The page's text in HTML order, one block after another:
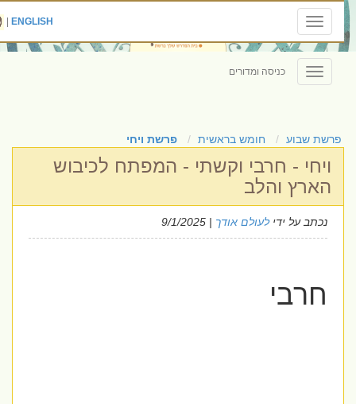
Toggle
navigation
ENGLISH
|
Toggle
navigation
כניסה ומדורים
פרשת שבוע חומש בראשית פרשת ויחי
ויחי - חרבי וקשתי - המפתח לכיבוש
הארץ והלב
נכתב על ידילעולם אודך| 9/1/2025
חרבי